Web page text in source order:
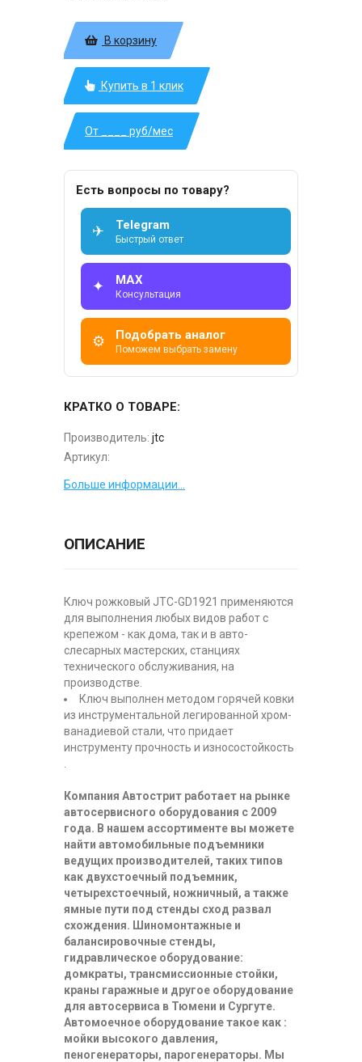
В корзину
Купить в 1 клик
От ____ руб/мес
Есть вопросы по товару?
✈ Telegram
Быстрый ответ
✦ MAX
Консультация
⚙ Подобрать аналог
Поможем выбрать замену
КРАТКО О ТОВАРЕ:
Производитель: jtc
Артикул:
Больше информации...
ОПИСАНИЕ
Ключ рожковый JTC-GD1921 применяются
для выполнения любых видов работ с
крепежом - как дома, так и в авто-
слесарных мастерских, станциях
технического обслуживания, на
производстве.
Ключ выполнен методом горячей ковки
из инструментальной легированной хром-
ванадиевой стали, что придает
инструменту прочность и износостойкость
Компания Автострит работает на рынке
автосервисного оборудования с 2009
года. В нашем ассортименте вы можете
найти автомобильные подъемники
ведущих производителей, таких типов
как двухстоечный подъемник,
четырехстоечный, ножничный, а также
ямные пути под стенды сход развал
схождения. Шиномонтажные и
балансировочные стенды,
гидравлическое оборудование:
домкраты, трансмиссионные стойки,
краны гаражные и другое оборудование
для автосервиса в Тюмени и Сургуте.
Автомоечное оборудование такое как :
мойки высокого давления,
пеногенераторы, парогенераторы. Мы